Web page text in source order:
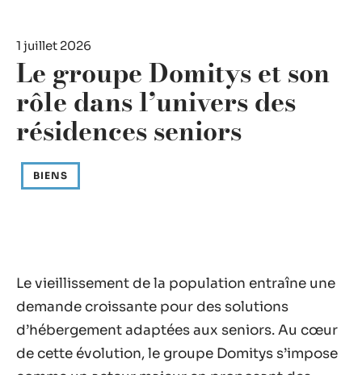
1 juillet 2026
Le groupe Domitys et son
rôle dans l’univers des
résidences seniors
BIENS
Le vieillissement de la population entraîne une
demande croissante pour des solutions
d’hébergement adaptées aux seniors. Au cœur
de cette évolution, le groupe Domitys s’impose